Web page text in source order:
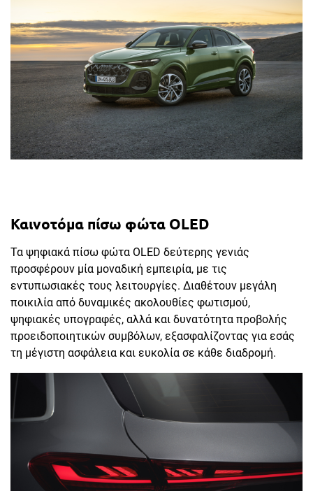
Καινοτόμα πίσω φώτα OLED
Τα ψηφιακά πίσω φώτα OLED δεύτερης γενιάς
προσφέρουν μία μοναδική εμπειρία, με τις
εντυπωσιακές τους λειτουργίες. Διαθέτουν μεγάλη
ποικιλία από δυναμικές ακολουθίες φωτισμού,
ψηφιακές υπογραφές, αλλά και δυνατότητα προβολής
προειδοποιητικών συμβόλων, εξασφαλίζοντας για εσάς
τη μέγιστη ασφάλεια και ευκολία σε κάθε διαδρομή.